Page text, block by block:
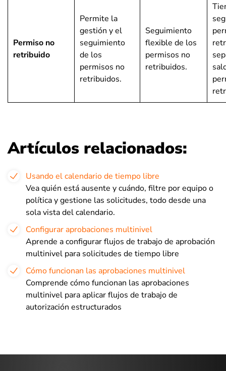
Permiso no
retribuido
Permite la
gestión y el
seguimiento
de los
permisos no
retribuidos.
Seguimiento
flexible de los
permisos no
retribuidos.
Artículos relacionados:
Usando el calendario de tiempo libre
Vea quién está ausente y cuándo, filtre por equipo o
política y gestione las solicitudes, todo desde una
sola vista del calendario.
Configurar aprobaciones multinivel
Aprende a configurar flujos de trabajo de aprobación
multinivel para solicitudes de tiempo libre
Cómo funcionan las aprobaciones multinivel
Comprende cómo funcionan las aprobaciones
multinivel para aplicar flujos de trabajo de
autorización estructurados